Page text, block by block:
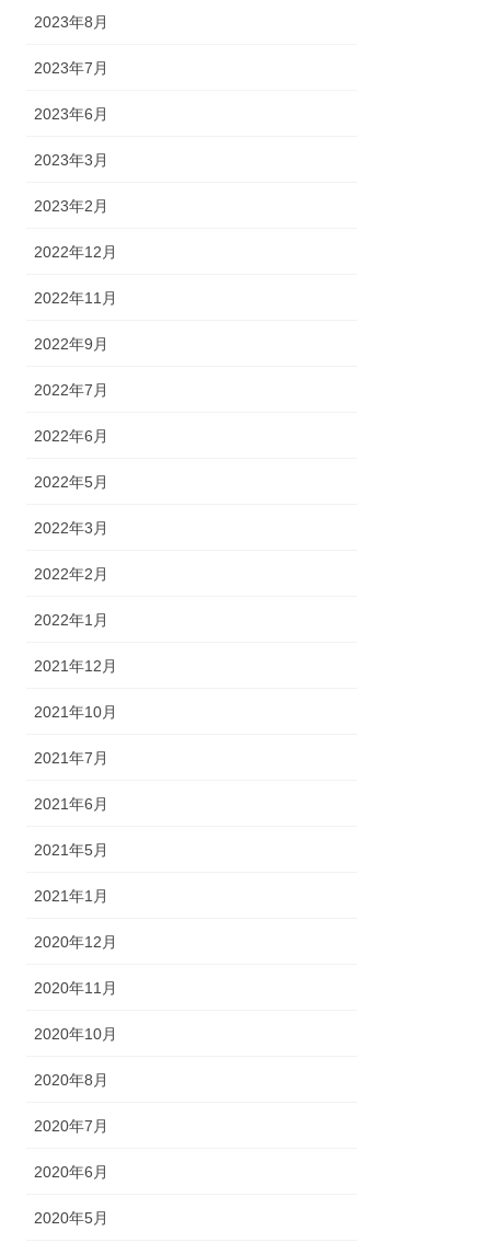
2023年8月
2023年7月
2023年6月
2023年3月
2023年2月
2022年12月
2022年11月
2022年9月
2022年7月
2022年6月
2022年5月
2022年3月
2022年2月
2022年1月
2021年12月
2021年10月
2021年7月
2021年6月
2021年5月
2021年1月
2020年12月
2020年11月
2020年10月
2020年8月
2020年7月
2020年6月
2020年5月